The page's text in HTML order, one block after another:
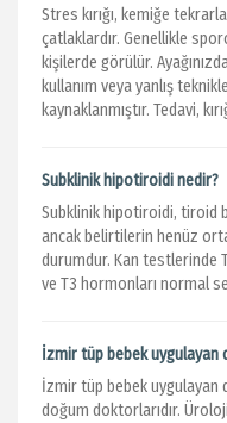
Stres kırığı, kemiğe
çatlaklardır. Genellikle
kişilerde görülür.
kullanım veya yanlış
kaynaklanmıştır. Tedavi,
Subklinik hipotiroidi nedir?
Subklinik hipotiroidi, tiroid
ancak belirtilerin henüz
durumdur. Kan testlerinde
ve T3 hormonları normal
İzmir tüp bebek
İzmir tüp bebek uygulayan
doğum doktorlarıdır.